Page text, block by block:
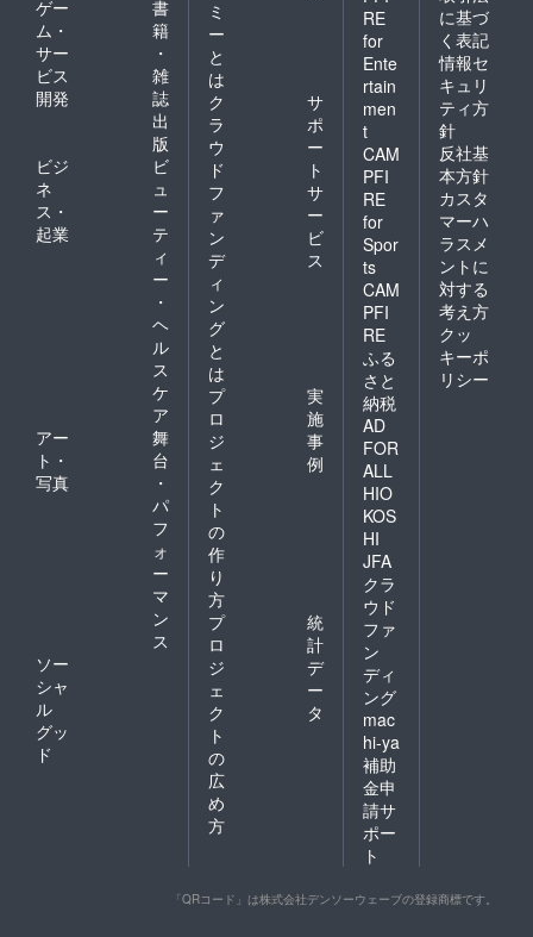
ゲー
ム・
サー
ビス
開発
書
籍
・
雑
誌
出
版
ビジ
ネ
ス・
起業
ビ
ュ
ー
テ
ィ
ー
・
ヘ
ル
ス
ケ
ア
アー
ト・
写真
舞
台
・
パ
フ
ォ
ー
マ
ン
ス
ソー
シャ
ル
グッ
ド
ミ
ー
と
は
ク
ラ
ウ
ド
フ
ァ
ン
デ
ィ
ン
グ
と
は
サ
ポ
ー
ト
サ
ー
ビ
ス
プ
ロ
ジ
ェ
ク
ト
の
作
り
方
実
施
事
例
プ
ロ
ジ
ェ
ク
ト
の
広
め
方
統
計
デ
ー
タ
RE
for
Ente
rtain
men
t
CAM
PFI
RE
for
Spor
ts
CAM
PFI
RE
ふる
さと
納税
AD
FOR
ALL
HIO
KOS
HI
JFA
クラ
ウド
ファ
ン
ディ
ング
mac
hi-ya
補助
金申
請サ
ポー
ト
に基づ
く表記
情報セ
キュリ
ティ方
針
反社基
本方針
カスタ
マーハ
ラスメ
ントに
対する
考え方
クッ
キーポ
リシー
「QRコード」は株式会社デンソーウェーブの登録商標です。